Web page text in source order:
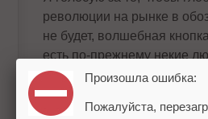
революции на рынке в
не будет, волшебная
есть по-прежнему некие
придумывать средства
другими людьми. Не
суперавтоматизации,
Произошла ошибка:
Пожалуйста,